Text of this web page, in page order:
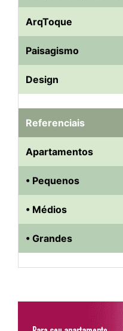
ArqToque
Paisagismo
Design
Referenciais
Apartamentos
• Pequenos
• Médios
• Grandes